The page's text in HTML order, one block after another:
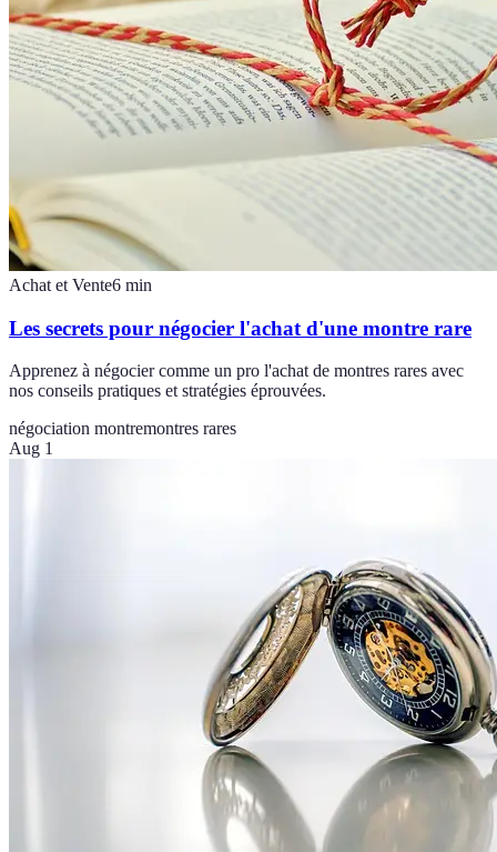
Achat et Vente6 min
Les secrets pour négocier l'achat d'une montre rare
Apprenez à négocier comme un pro l'achat de montres rares avec
nos conseils pratiques et stratégies éprouvées.
négociation montremontres rares
Aug 1